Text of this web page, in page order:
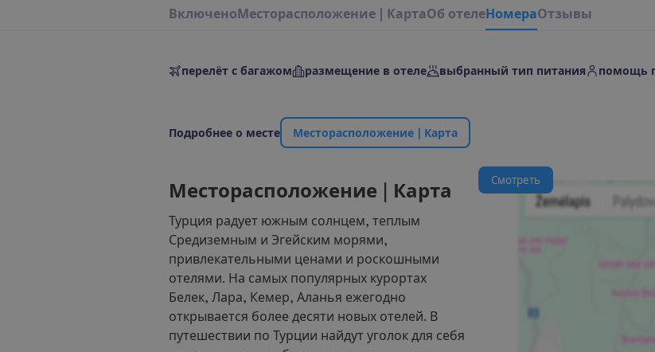
ВключеноМесторасположение КартаОб отелеНомераОтзывы
перелёт с багажом размещение в отеле выбранный тип питания помощь
Подробнее о месте Месторасположение Карта
Месторасположение Карта
Турция радует южным солнцем, теплым
Средиземным и Эгейским морями,
привлекательными ценами и роскошными
отелями. На самых популярных курортах
Белек, Лара, Кемер, Аланья ежегодно
открывается более десяти новых отелей. В
путешествии по Турции найдут уголок для себя
Смотреть